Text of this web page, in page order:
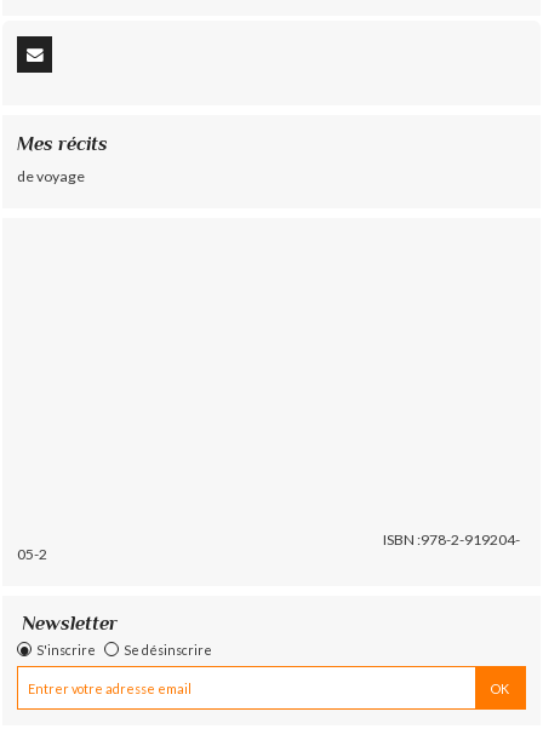
Mes récits
de voyage
ISBN :978-2-919204-
05-2
Newsletter
S'inscrire Se désinscrire